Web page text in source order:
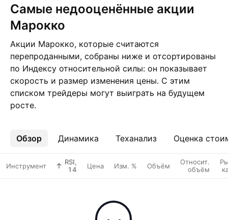
Самые недооценённые акции
Марокко
Акции Марокко, которые считаются
перепроданными, собраны ниже и отсортированы
по Индексу относительной силы: он показывает
скорость и размер изменения цены. С этим
списком трейдеры могут выиграть на будущем
росте.
Обзор Динамика Теханализ Оценка
Ещё
Инструмент
RSI,
14
Цена Изм. % Объём
Относит.
объём